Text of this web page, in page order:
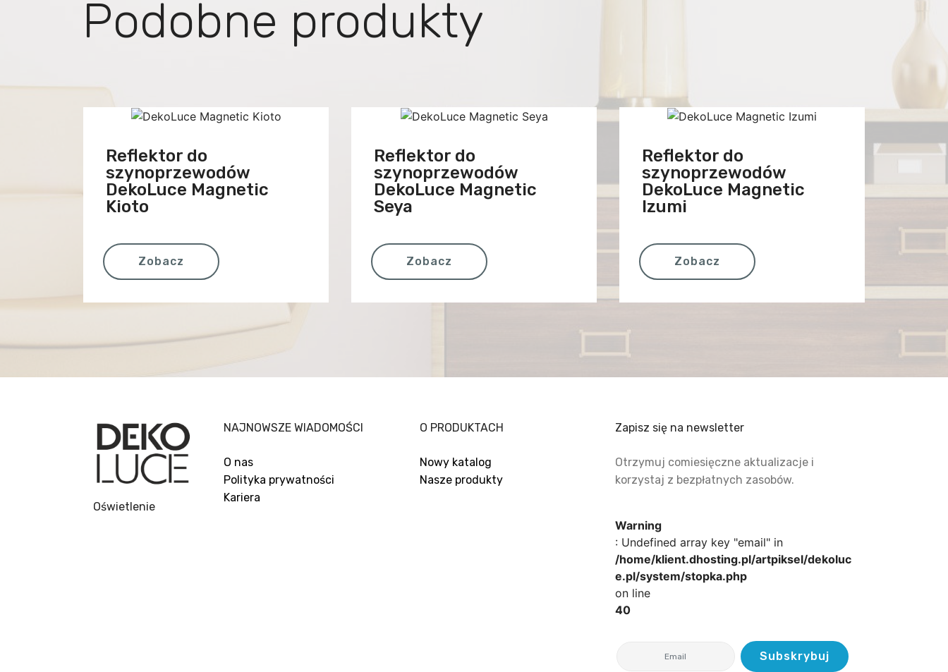
Podobne produkty
Reflektor do
szynoprzewodów
DekoLuce Magnetic
Kioto
Zobacz
Reflektor do
szynoprzewodów
DekoLuce Magnetic
Seya
Zobacz
Reflektor do
szynoprzewodów
DekoLuce Magnetic
Izumi
Zobacz
Oświetlenie
NAJNOWSZE WIADOMOŚCI
O nas
Polityka prywatności
Kariera
O PRODUKTACH
Nowy katalog
Nasze produkty
Zapisz się na newsletter
Otrzymuj comiesięczne aktualizacje i
korzystaj z bezpłatnych zasobów.
Warning
: Undefined array key "email" in
/home/klient.dhosting.pl/artpiksel/dekoluc
e.pl/system/stopka.php
on line
40
Subskrybuj